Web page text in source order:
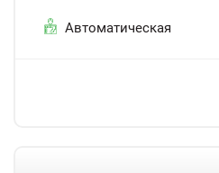
Автоматическая